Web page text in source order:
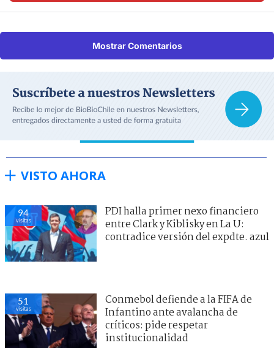
Mostrar Comentarios
VISTO AHORA
94
visitas
PDI halla primer nexo financiero
entre Clark y Kiblisky en La U:
contradice versión del expdte. azul
51
visitas
Conmebol defiende a la FIFA de
Infantino ante avalancha de
críticos: pide respetar
institucionalidad